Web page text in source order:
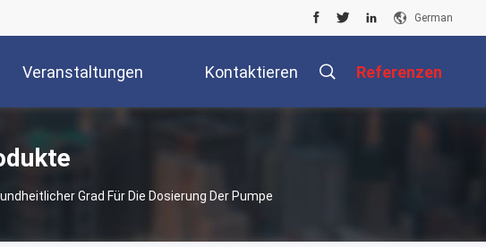
German
Veranstaltungen Kontaktieren Referenzen
Grad Für Die Dosierung Der Pumpe